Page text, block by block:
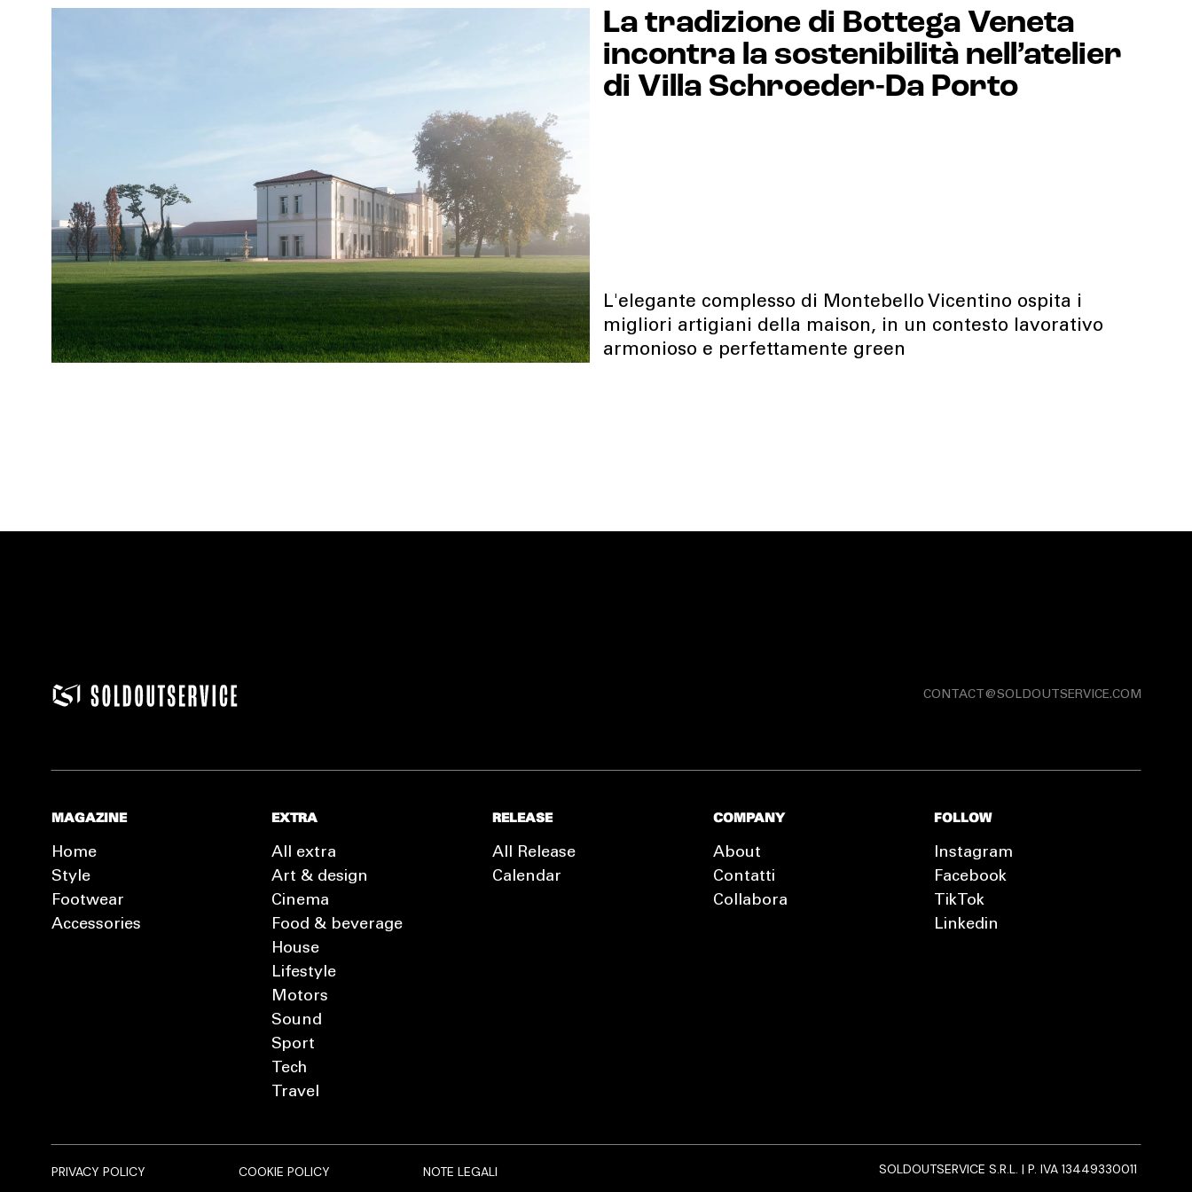
La tradizione di Bottega Veneta
incontra la sostenibilità nell’atelier
di Villa Schroeder-Da Porto
L'elegante complesso di Montebello Vicentino ospita i
migliori artigiani della maison, in un contesto lavorativo
armonioso e perfettamente green
CONTACT@SOLDOUTSERVICE.COM
MAGAZINE
Home
Style
Footwear
Accessories
EXTRA
All extra
Art & design
Cinema
Food & beverage
House
Lifestyle
Motors
Sound
Sport
Tech
Travel
RELEASE
All Release
Calendar
COMPANY
About
Contatti
Collabora
FOLLOW
Instagram
Facebook
TikTok
Linkedin
PRIVACY POLICY COOKIE POLICY NOTE LEGALI SOLDOUTSERVICE S.R.L. | P. IVA 13449330011